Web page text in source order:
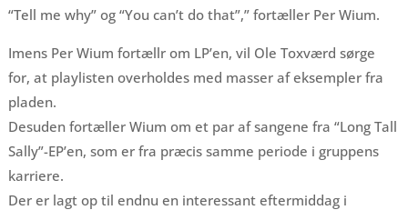
“Tell me why” og “You can’t do that”,” fortæller Per Wium.
Imens Per Wium fortællr om LP’en, vil Ole Toxværd sørge
for, at playlisten overholdes med masser af eksempler fra
pladen.
Desuden fortæller Wium om et par af sangene fra “Long Tall
Sally”-EP’en, som er fra præcis samme periode i gruppens
karriere.
Der er lagt op til endnu en interessant eftermiddag i